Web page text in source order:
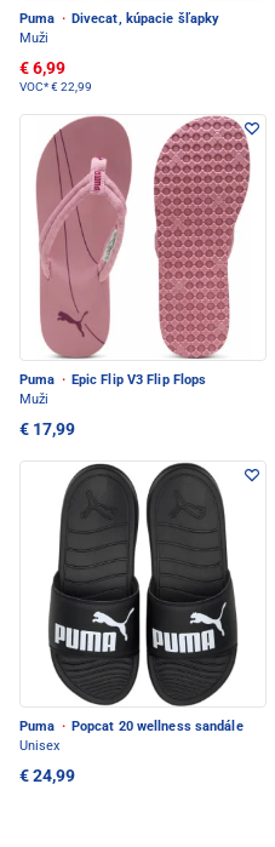
Puma · Divecat, kúpacie šľapky
Muži
€ 6,99
VOC*€ 22,99
Puma · Epic Flip V3 Flip Flops
Muži
€ 17,99
Puma · Popcat 20 wellness sandále
Unisex
€ 24,99